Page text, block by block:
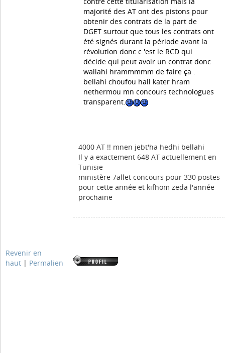
majorité des AT ont des pistons pour
obtenir des contrats de la part de
DGET surtout que tous les contrats ont
été signés durant la période avant la
révolution donc c 'est le RCD qui
décide qui peut avoir un contrat donc
wallahi hrammmmm de faire ça .
bellahi choufou hall kater hram
nethermou mn concours technologues
transparent.
4000 AT !! mnen jebt'ha hedhi bellahi
Il y a exactement 648 AT actuellement en
Tunisie
ministère 7allet concours pour 330 postes
pour cette année et kifhom zeda l'année
prochaine
Revenir en
haut | Permalien